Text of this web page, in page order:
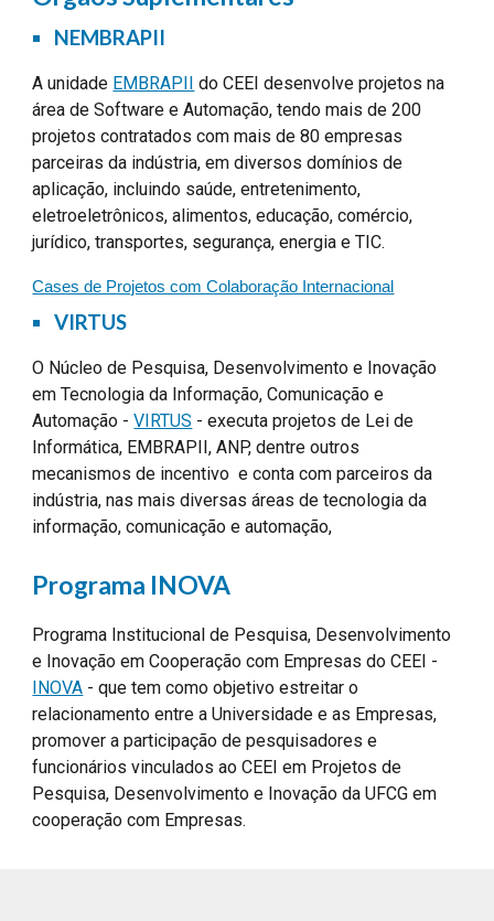
NEMBRAPII
A unidade EMBRAPII do CEEI desenvolve projetos na
área de Software e Automação, tendo mais de200
projetos contratados com mais de80 empresas
parceiras da indústria, em diversos domínios de
aplicação, incluindo saúde, entretenimento,
eletroeletrônicos, alimentos, educação, comércio,
jurídico, transportes, segurança, energia e TIC.
Cases de Projetos com Colaboração Internacional
VIRTUS
O Núcleo de Pesquisa, Desenvolvimento e Inovação
em Tecnologia da Informação, Comunicação e
Automação -VIRTUS - executa projetos de Lei de
Informática, EMBRAPII, ANP, dentre outros
mecanismos de incentivo e conta com parceiros da
indústria, nas mais diversas áreas de tecnologia da
informação, comunicação e automação,
Programa INOVA
Programa Institucional de Pesquisa, Desenvolvimento
e Inovação em Cooperação com Empresas do CEEI -
INOVA -que tem como objetivo estreitar o
relacionamento entre a Universidade e as Empresas,
promover a participação de pesquisadores e
funcionários vinculados ao CEEI em Projetos de
Pesquisa, Desenvolvimento e Inovação da UFCG em
cooperação com Empresas.